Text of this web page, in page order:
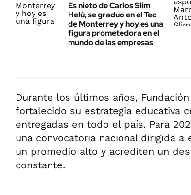
Es nieto de Carlos Slim
Helú, se graduó en el Tec
de Monterrey y hoy es una
figura prometedora en el
mundo de las empresas
Durante los últimos años,
fortalecido su estrategia educativa
entregadas en todo el país. Para
una convocatoria nacional dirigida
un promedio alto y acrediten un
constante.